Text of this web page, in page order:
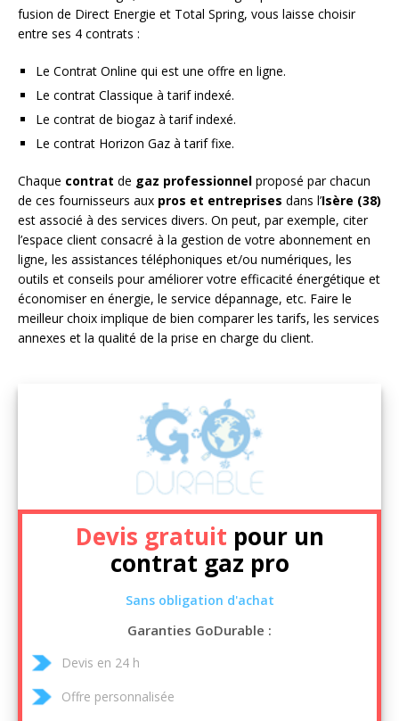
fusion de Direct Energie et Total Spring, vous laisse choisir
entre ses 4 contrats :
Le Contrat Online qui est une offre en ligne.
Le contrat Classique à tarif indexé.
Le contrat de biogaz à tarif indexé.
Le contrat Horizon Gaz à tarif fixe.
Chaque contrat de gaz professionnel proposé par chacun
de ces fournisseurs aux pros et entreprises dans l’Isère (38)
est associé à des services divers. On peut, par exemple, citer
l’espace client consacré à la gestion de votre abonnement en
ligne, les assistances téléphoniques et/ou numériques, les
outils et conseils pour améliorer votre efficacité énergétique et
économiser en énergie, le service dépannage, etc. Faire le
meilleur choix implique de bien comparer les tarifs, les services
annexes et la qualité de la prise en charge du client.
Devis gratuit pour un
contrat gaz pro
Sans obligation d'achat
Garanties GoDurable :
Devis en 24 h
Offre personnalisée